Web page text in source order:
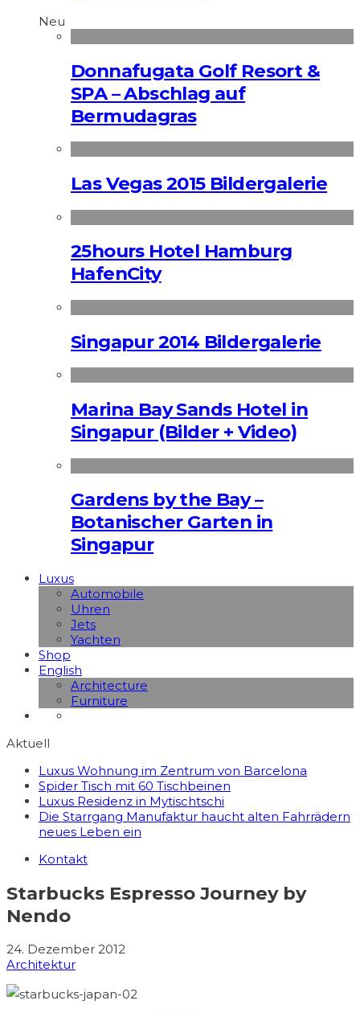
Neu
Donnafugata Golf Resort &
SPA – Abschlag auf
Bermudagras
Las Vegas 2015 Bildergalerie
25hours Hotel Hamburg
HafenCity
Singapur 2014 Bildergalerie
Marina Bay Sands Hotel in
Singapur (Bilder + Video)
Gardens by the Bay –
Botanischer Garten in
Singapur
Luxus
Automobile
Uhren
Jets
Yachten
Shop
English
Architecture
Furniture
Aktuell
Luxus Wohnung im Zentrum von Barcelona
Spider Tisch mit 60 Tischbeinen
Luxus Residenz in Mytischtschi
Die Starrgang Manufaktur haucht alten Fahrrädern
neues Leben ein
Kontakt
Starbucks Espresso Journey by
Nendo
24. Dezember 2012
Architektur